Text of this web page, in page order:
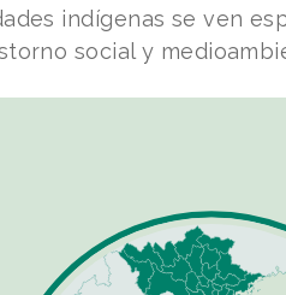
indígenas se ven
social y